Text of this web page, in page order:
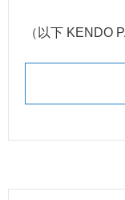
（以下 KENDO